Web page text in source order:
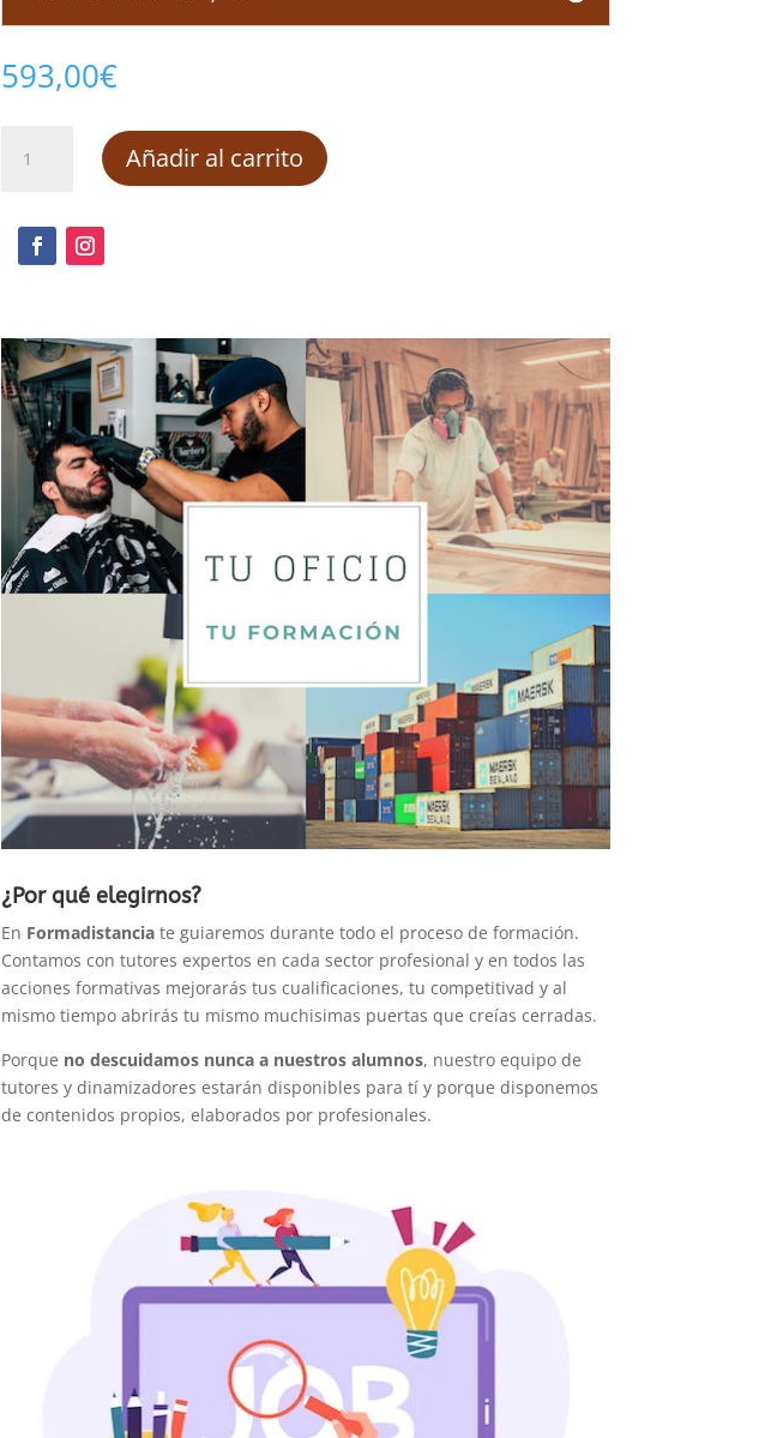
593,00€
Técnico
Añadir al carrito
¿Por qué elegirnos?
En Formadistanciate guiaremos durante todo el proceso de formación.
Contamos con tutores expertos en cada sector profesional y en todos las
acciones formativas mejorarás tus cualificaciones, tu competitivad y al
mismo tiempo abrirás tu mismo muchisimas puertas que creías cerradas.
Porque no descuidamos nunca a nuestros alumnos, nuestro equipo de
tutores y dinamizadores estarán disponibles para tí y porque disponemos
de contenidos propios, elaborados por profesionales.